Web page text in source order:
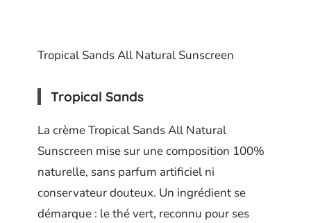
Tropical Sands All Natural Sunscreen
Tropical Sands
La crème Tropical Sands All Natural
Sunscreen mise sur une composition 100%
naturelle, sans parfum artificiel ni
conservateur douteux. Un ingrédient se
démarque : le thé vert, reconnu pour ses